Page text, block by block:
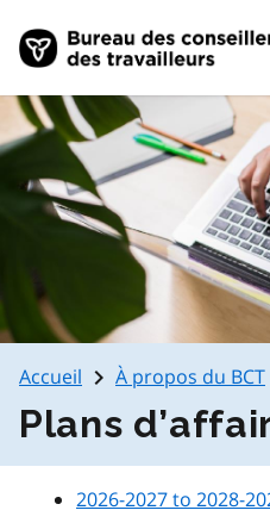
Accueil navigate_next À propos du BCT
Plans
2026-2027 to 2028-